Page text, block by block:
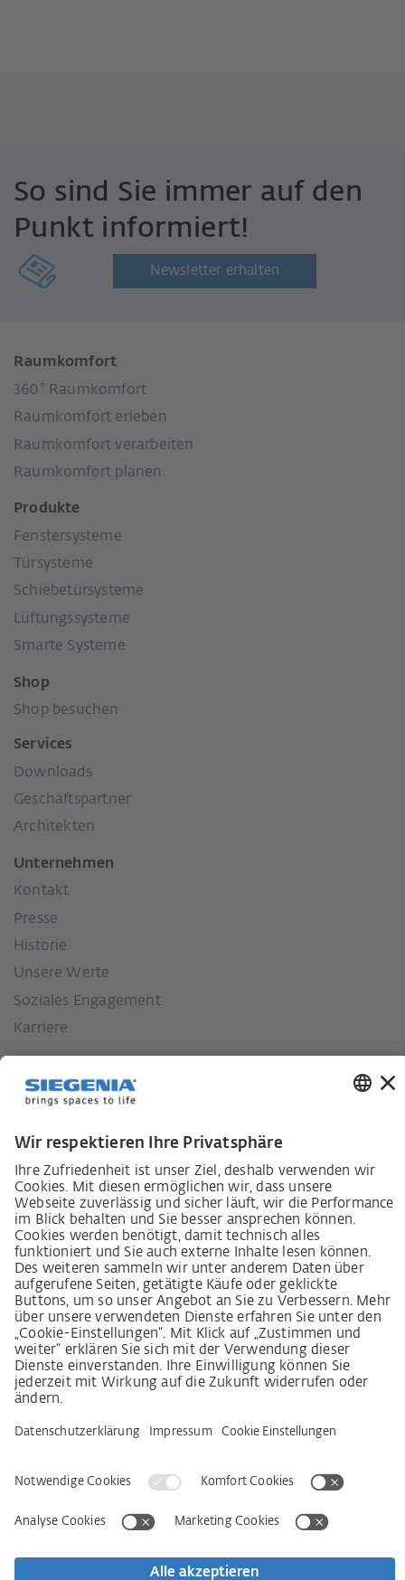
So sind Sie immer auf den
Punkt informiert!
Newsletter erhalten
Raumkomfort
360° Raumkomfort
Raumkomfort erleben
Raumkomfort verarbeiten
Raumkomfort planen
Produkte
Fenstersysteme
Türsysteme
Schiebetürsysteme
Lüftungssysteme
Smarte Systeme
Shop
Shop besuchen
Services
Downloads
Geschäftspartner
Architekten
Unternehmen
Kontakt
Presse
Historie
Unsere Werte
Soziales Engagement
Karriere
Lieferkettensorgfaltspflichtengesetz
Lieferantenkodex
LkSG-Merkblatt für Lieferanten
Grundsatzerklärung Menschenrechtsstrategie
Beschwerdeverfahren
Impressum AGB
Datenschutz
Erklärung zur Barrierefreiheit
Services
Kontakt